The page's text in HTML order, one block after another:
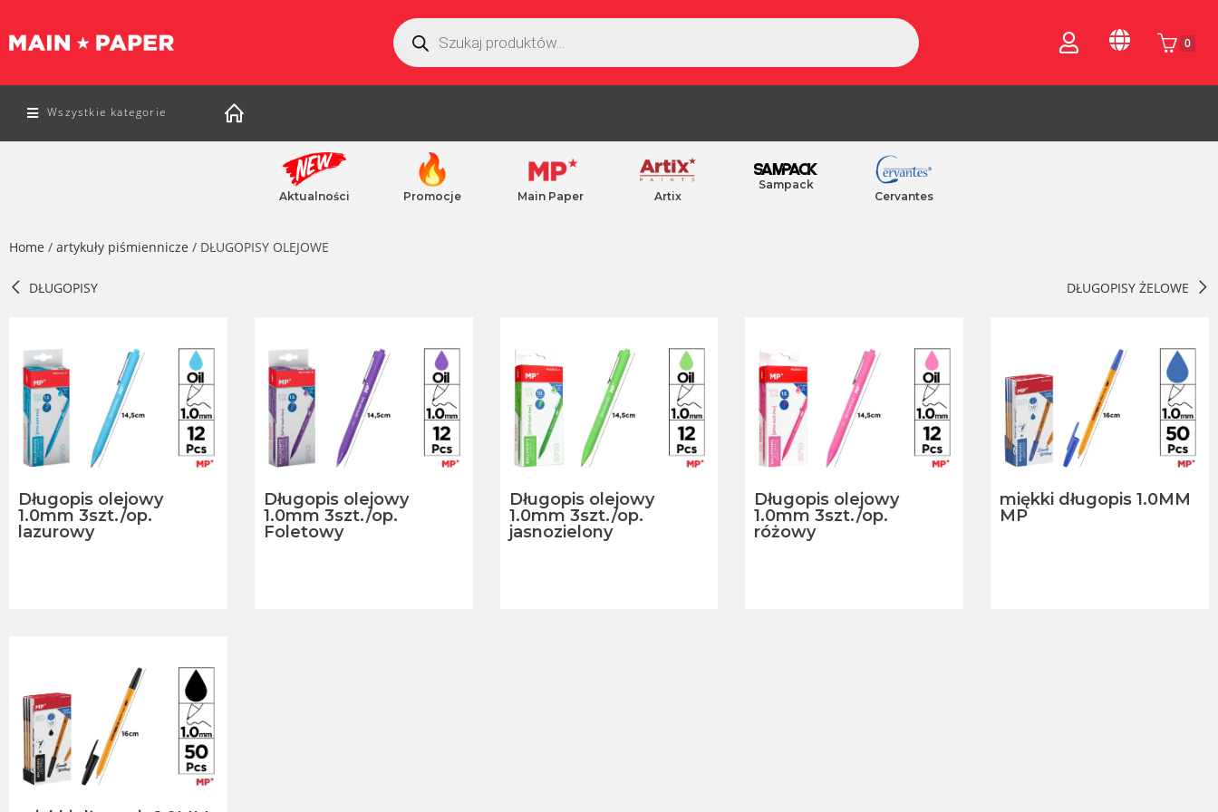
0
Wszystkie kategorie
Aktualności Promocje Main Paper Artix
Sampack
Cervantes
Home / artykuły piśmiennicze / DŁUGOPISY OLEJOWE
DŁUGOPISY DŁUGOPISY ŻELOWE
Długopis olejowy
1.0mm 3szt./op.
lazurowy
Długopis olejowy
1.0mm 3szt./op.
Foletowy
Długopis olejowy
1.0mm 3szt./op.
jasnozielony
Długopis olejowy
1.0mm 3szt./op.
różowy
miękki długopis 1.0MM
MP